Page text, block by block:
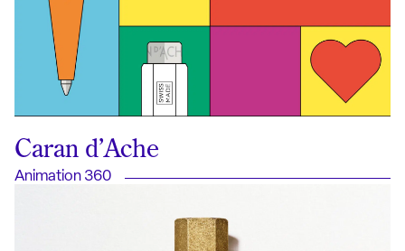
Caran d’Ache
Animation 360